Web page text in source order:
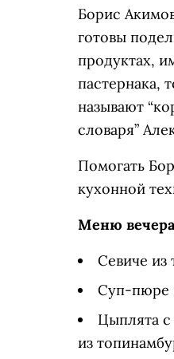
Борис
готовы
продуктах,
пастернака,
называют
словаря”
Помогать
кухонной
Меню
Севиче
Суп-пюре
Цыплята
из